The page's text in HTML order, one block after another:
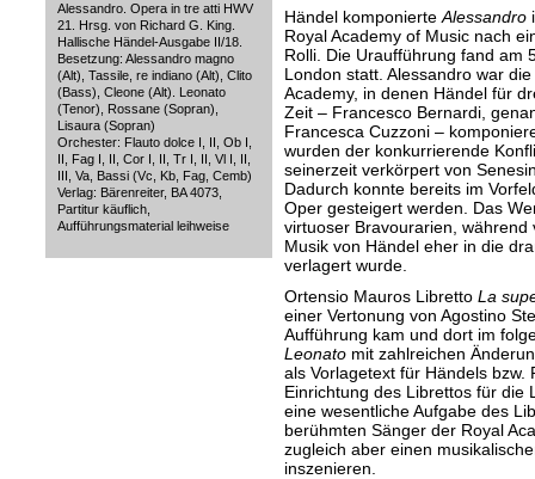
Alessandro. Opera in tre atti HWV
21. Hrsg. von Richard G. King.
Hallische Händel-Ausgabe II/18.
Besetzung: Alessandro magno
(Alt), Tassile, re indiano (Alt), Clito
(Bass), Cleone (Alt). Leonato
(Tenor), Rossane (Sopran),
Lisaura (Sopran)
Orchester: Flauto dolce I, II, Ob I,
II, Fag I, II, Cor I, II, Tr I, II, Vl I, II,
III, Va, Bassi (Vc, Kb, Fag, Cemb)
Verlag: Bärenreiter, BA 4073,
Partitur käuflich,
Aufführungsmaterial leihweise
Händel komponierte Alessandro
Royal Academy of Music nach
Rolli. Die Uraufführung fand am
London statt. Alessandro war
Academy, in denen Händel für
Zeit – Francesco Bernardi,
Francesca Cuzzoni –
wurden der konkurrierende
seinerzeit verkörpert von
Dadurch konnte bereits im
Oper gesteigert werden. Das
virtuoser Bravourarien,
Musik von Händel eher in die
verlagert wurde.
Ortensio Mauros Libretto La
einer Vertonung von Agostino
Aufführung kam und dort im
Leonatomit zahlreichen
als Vorlagetext für Händels bzw.
Einrichtung des Librettos für die
eine wesentliche Aufgabe des
berühmten Sänger der Royal
zugleich aber einen
inszenieren.